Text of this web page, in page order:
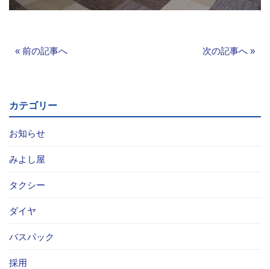
« 前の記事へ 次の記事へ »
カテゴリー
お知らせ
みよし屋
タクシー
ダイヤ
バスパック
採用